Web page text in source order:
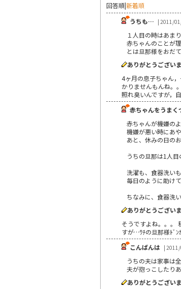
回答順|新着順
うちも… | 2011/
１人目の時はあま
赤ちゃんのことが
とは旦那様をおだ
ありがとうございま
4ヶ月の息子ちゃん
かりませんもんね。
照れ臭いんですが，
赤ちゃんをうま
赤ちゃんが機嫌の
機嫌が悪い時にあ
あと、休みの日の
うちの旦那は1人目
洗濯も、食器洗い
毎日のように助け
ちなみに、食器洗
ありがとうござい
そうですよね。。。
すが…ｳﾁの旦那様ﾄﾞ
こんばんは |
うちの夫は家事は
夫が抱っこしたり
ありがとうござい